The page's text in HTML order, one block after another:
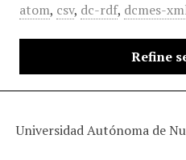
atom, csv, dc-rdf, dcmes-
Refine
Universidad Autónoma de